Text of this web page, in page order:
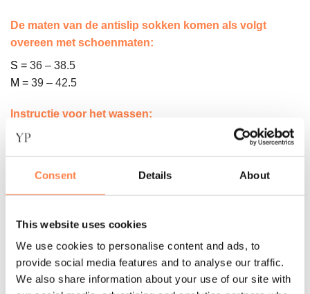
Consent Details About
This website uses cookies
We use cookies to personalise content and ads, to
provide social media features and to analyse our traffic.
We also share information about your use of our site with
De maten van de antislip sokken komen als volgt
overeen met schoenmaten:
S = 36 – 38.5
M = 39 – 42.5
Instructie voor het wassen:
De antislip sokken van Tavi zijn machine wasbaar. Was de
sokken binnenste buiten in een zachte cyclus om de
antislip laag te beschermen. Daarna op het droogrek laten
Let op! Gebruik geen bleekmiddel of andere agressieve
sokken beschadigen
Over het merk